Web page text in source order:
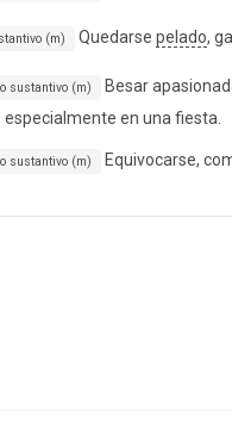
(m) Quedarse pelado,
sustantivo (m)
Besar
en una fiesta.
sustantivo (m) Equivocarse,